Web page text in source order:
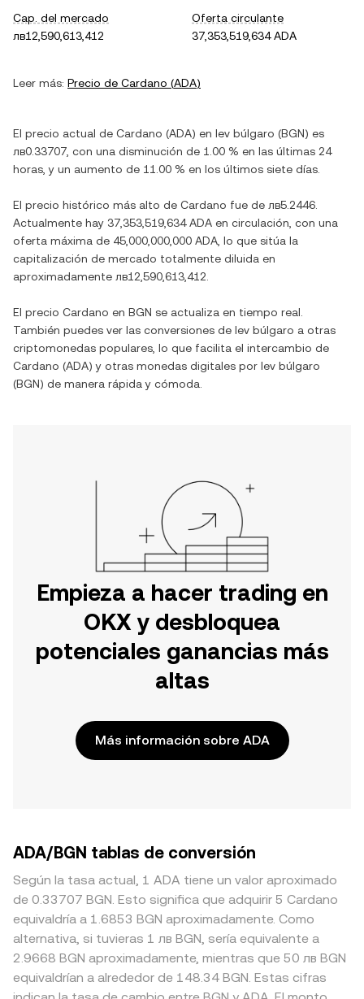
Cap. del mercado
лв12,590,613,412
Oferta circulante
37,353,519,634 ADA
Leer más: Precio de Cardano (ADA)
El precio actual de Cardano (ADA) en lev búlgaro (BGN) es
лв0.33707 , con una disminución de 1.00 % en las últimas 24
horas, y un aumento de 11.00 % en los últimos siete días.
El precio histórico más alto de Cardano fue de лв5.2446
Actualmente hay 37,353,519,634 ADA en circulación, con una
oferta máxima de 45,000,000,000 ADA , lo que sitúa la
capitalización de mercado totalmente diluida en
aproximadamente лв12,590,613,412
El precio Cardano en BGN se actualiza en tiempo real.
También puedes ver las conversiones de lev búlgaro a otras
criptomonedas populares, lo que facilita el intercambio de
Cardano (ADA) y otras monedas digitales por lev búlgaro
(BGN) de manera rápida y cómoda.
Empieza a hacer trading en
OKX y desbloquea
potenciales ganancias más
altas
Más información sobre ADA
ADA/BGN tablas de conversión
Según la tasa actual, 1 ADA tiene un valor aproximado
de 0.33707 BGN. Esto significa que adquirir 5 Cardano
equivaldría a 1.6853 BGN aproximadamente. Como
alternativa, si tuvieras 1 лв BGN, sería equivalente a
2.9668 BGN aproximadamente, mientras que 50 лв BGN
equivaldrían a alrededor de 148.34 BGN. Estas cifras